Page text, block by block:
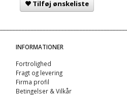
Tilføj ønskeliste
INFORMATIONER
Fortrolighed
Fragt og levering
Firma profil
Betingelser & Vilkår